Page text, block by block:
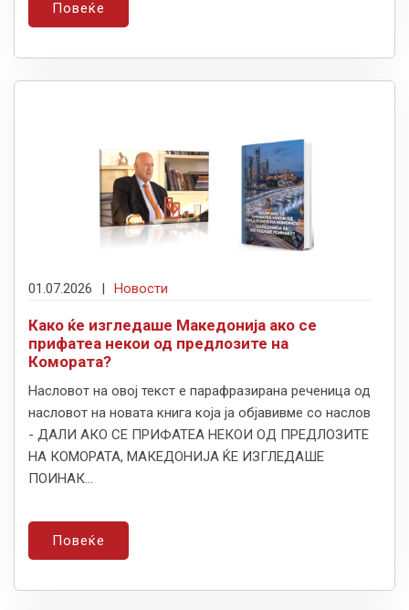
Повеќе
01.07.2026 | Новости
Како ќе изгледаше Македонија ако се
прифатеа некои од предлозите на
Комората?
Насловот на овој текст е парафразирана реченица од
насловот на новата книга која ја објавивме со наслов
- ДАЛИ АКО СЕ ПРИФАТЕА НЕКОИ ОД ПРЕДЛОЗИТЕ
НА КОМОРАТА, МАКЕДОНИЈА ЌЕ ИЗГЛЕДАШЕ
ПОИНАК...
Повеќе